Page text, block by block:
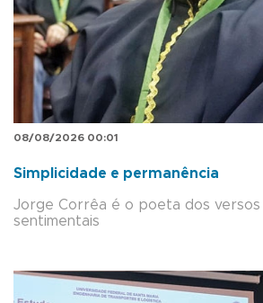
08/08/2026 00:01
Simplicidade e permanência
Jorge Corrêa é o poeta dos versos
sentimentais